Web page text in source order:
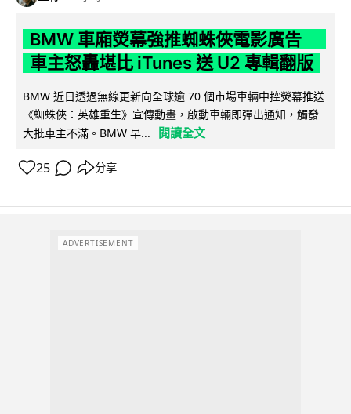
BMW 車廂熒幕強推蜘蛛俠電影廣告
車主怒轟堪比 iTunes 送 U2 專輯翻版
BMW 近日透過無線更新向全球逾 70 個市場車輛中控熒幕推送
《蜘蛛俠：英雄重生》宣傳動畫，啟動車輛即彈出通知，觸發
大批車主不滿。BMW 早...
閱讀全文
25 分享
ADVERTISEMENT